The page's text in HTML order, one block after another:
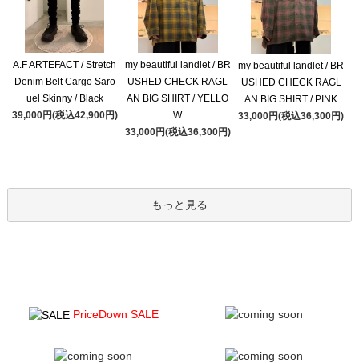
A.F ARTEFACT / Stretch
Denim Belt Cargo Saro
uel Skinny / Black
39,000円(税込42,900円)
my beautiful landlet / BR
USHED CHECK RAGL
AN BIG SHIRT / YELLO
W
33,000円(税込36,300円)
my beautiful landlet / BR
USHED CHECK RAGL
AN BIG SHIRT / PINK
33,000円(税込36,300円)
もっと見る
PriceDown SALE